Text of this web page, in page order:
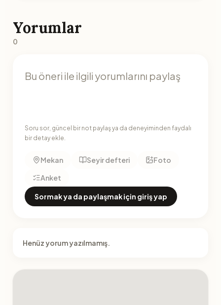
Yorumlar
0
Soru sor, güncel bir not paylaş ya da deneyiminden faydalı
bir detay ekle.
Mekan Seyir defteri
Foto
Anket
Sormak ya da paylaşmak için giriş yap
Henüz yorum yazılmamış.